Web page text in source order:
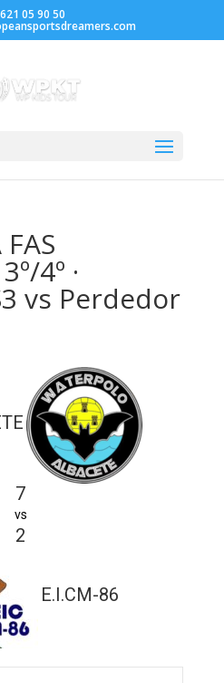
05 90 50
4º ·
vs Perdedor
7
vs
2
E.I.CM-86